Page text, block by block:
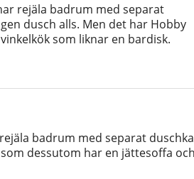
rejäla badrum med separat
dusch alls. Men det har Hobby
som liknar en bardisk.
badrum med separat
dessutom har en jättesoffa